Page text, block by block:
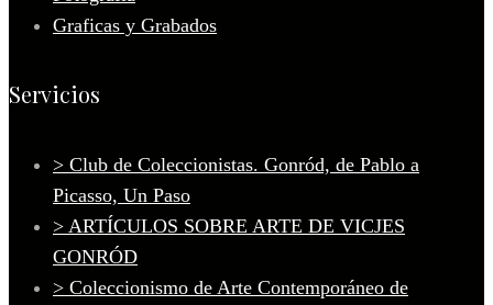
Graficas y Grabados
Servicios
> Club de Coleccionistas. Gonród, de Pablo a
Picasso, Un Paso
> ARTÍCULOS SOBRE ARTE DE VICJES
GONRÓD
> Coleccionismo de Arte Contemporáneo de